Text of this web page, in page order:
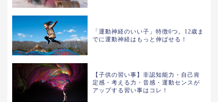
「運動神経のいい子」特徴6つ。12歳ま
でに運動神経はもっと伸ばせる！
【子供の習い事】非認知能力・自己肯
定感・考える力・音感・運動センスが
アップする習い事はコレ！